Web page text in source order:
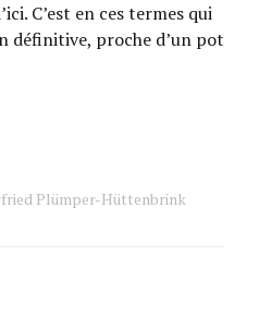
C’est en ces termes qui
définitive, proche d’un pot
Plümper-Hüttenbrink